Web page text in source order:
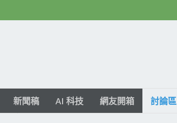
新聞稿 AI 科技 網友開箱 討論區